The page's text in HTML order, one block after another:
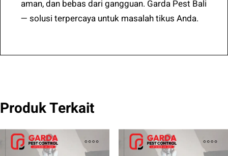
aman, dan bebas dari gangguan. Garda Pest Bali
— solusi terpercaya untuk masalah tikus Anda.
Produk Terkait